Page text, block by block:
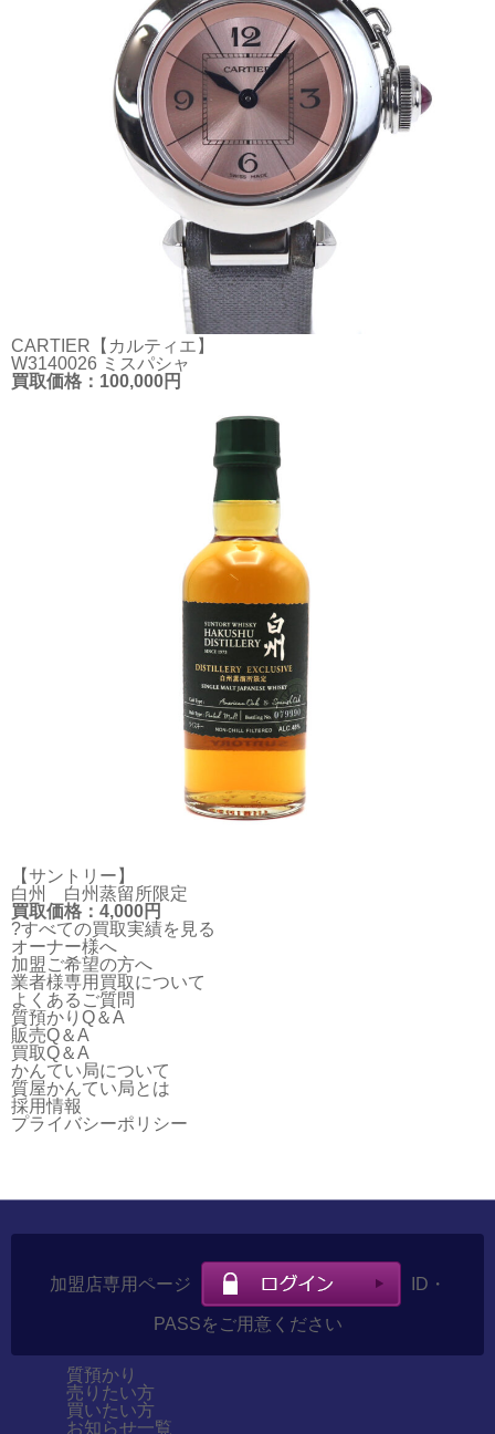
CARTIER【カルティエ】
W3140026 ミスパシャ
買取価格：100,000円
【サントリー】
白州 白州蒸留所限定
買取価格：4,000円
?すべての買取実績を見る
オーナー様へ
加盟ご希望の方へ
業者様専用買取について
よくあるご質問
質預かりQ＆A
販売Q＆A
買取Q＆A
かんてい局について
質屋かんてい局とは
採用情報
プライバシーポリシー
加盟店専用ページ ID・
PASSをご用意ください
質預かり
売りたい方
買いたい方
お知らせ一覧